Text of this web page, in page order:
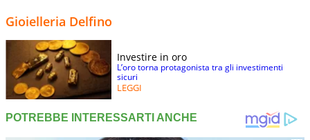
Gioielleria Delfino
Investire in oro
L’oro torna protagonista tra gli investimenti
sicuri
LEGGI